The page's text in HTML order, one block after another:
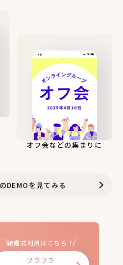
オフ会などの集まりに
DEMOを見てみる
結婚式利用はこちら！
ブラプラ